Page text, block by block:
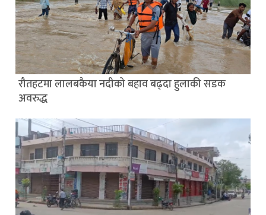
रौतहटमा लालबकैया नदीको बहाव बढ्दा हुलाकी सडक
अवरुद्ध